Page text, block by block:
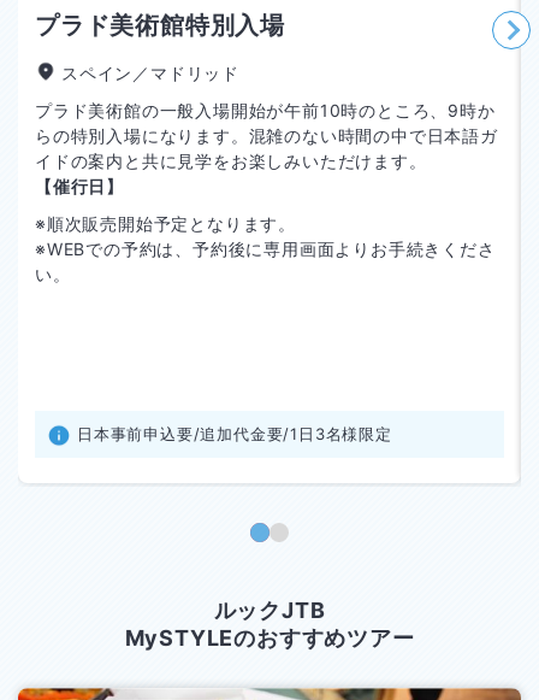
プラド美術館特別入場
スペイン／マドリッド
プラド美術館の一般入場開始が午前10時のところ、9時か
らの特別入場になります。混雑のない時間の中で日本語ガ
イドの案内と共に見学をお楽しみいただけます。
【催行日】
※順次販売開始予定となります。
※WEBでの予約は、予約後に専用画面よりお手続きくださ
い。
日本事前申込要/追加代金要/1日3名様限定
ルックJTB
MySTYLEのおすすめツアー